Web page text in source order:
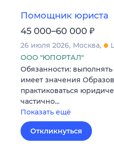
Помощник юриста
45 000–60 000 ₽
26 июля 2026 Москва
ООО "ЮПОРТАЛ"
Обязанности:
имеет значения
практиковаться
частично…
Показать ещё
Откликнуться